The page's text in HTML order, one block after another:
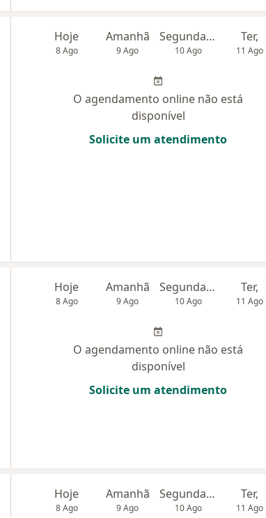
Hoje
8 Ago
Amanhã
9 Ago
Segunda-feira
10 Ago
Ter,
11 Ago
O agendamento online não está
disponível
Solicite um atendimento
Hoje
8 Ago
Amanhã
9 Ago
Segunda-feira
10 Ago
Ter,
11 Ago
O agendamento online não está
disponível
Solicite um atendimento
Hoje
8 Ago
Amanhã
9 Ago
Segunda-feira
10 Ago
Ter,
11 Ago